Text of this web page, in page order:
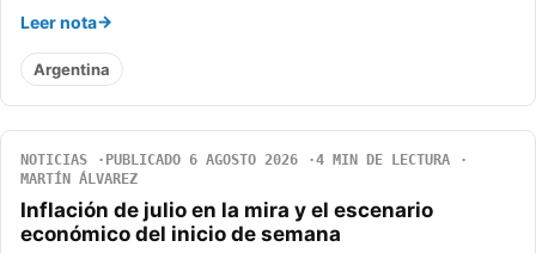
Leer nota
Argentina
NOTICIAS PUBLICADO 6 AGOSTO 2026
4 MIN DE LECTURA
MARTÍN ÁLVAREZ
Inflación de julio en la mira y el escenario
económico del inicio de semana